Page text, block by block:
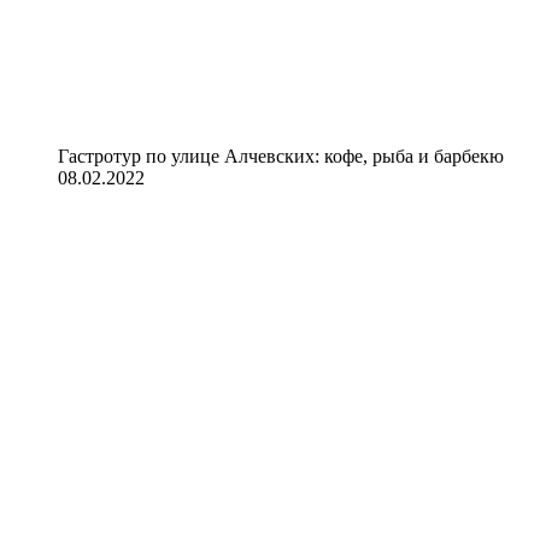
Гастротур по улице Алчевских: кофе, рыба и барбекю
08.02.2022